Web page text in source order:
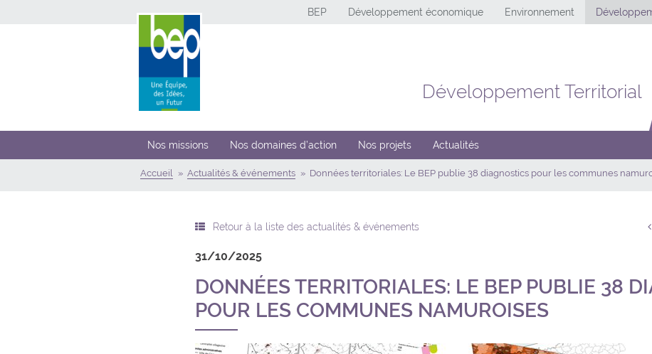
BEP Développement économique Environnement
Développement Territorial
Nos missions Nos domaines d’action Nos projets Actualités
Accueil Actualités & événements Données territoriales: Le BEP publie 38 diagnostics pour les communes
Retour à la liste des actualités & événements
31/10/2025
DONNÉES TERRITORIALES: LE BEP PUBLIE 38
POUR LES COMMUNES NAMUROISES